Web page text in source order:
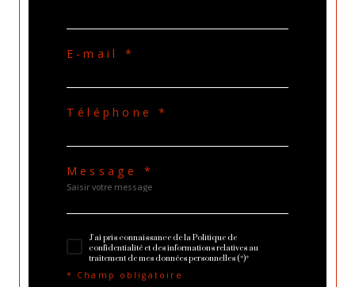
E-mail *
Téléphone *
Message *
J'ai pris connaissance de la Politique de
confidentialité et des informations relatives au
traitement de mes données personnelles (*)*
* Champ obligatoire